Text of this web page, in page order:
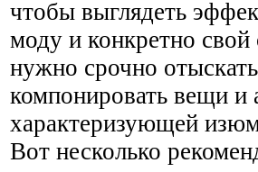
чтобы выглядеть
моду и конкретно свой
нужно срочно
компонировать вещи и
характеризующей
Вот несколько